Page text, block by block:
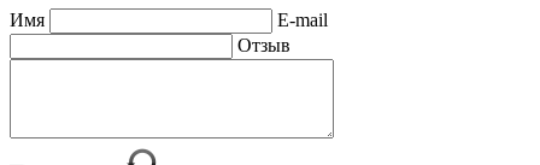
Имя
E-mail
Отзыв